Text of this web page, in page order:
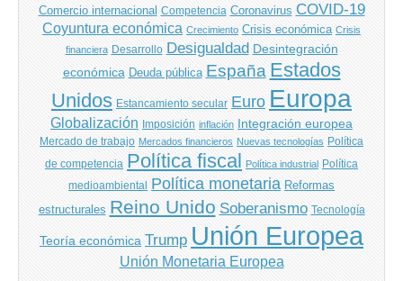
Comercio internacional Competencia Coronavirus COVID-19
Coyuntura económica Crecimiento Crisis económica Crisis
financiera Desarrollo Desigualdad Desintegración
económica Deuda pública España Estados
Unidos Estancamiento secular Euro Europa
Globalización Imposición inflación Integración europea
Mercado de trabajo Mercados financieros Nuevas tecnologías Política
de competencia Política fiscal Política industrial Política
medioambiental Política monetaria Reformas
estructurales Reino Unido Soberanismo Tecnología
Teoría económica Trump Unión Europea
Unión Monetaria Europea